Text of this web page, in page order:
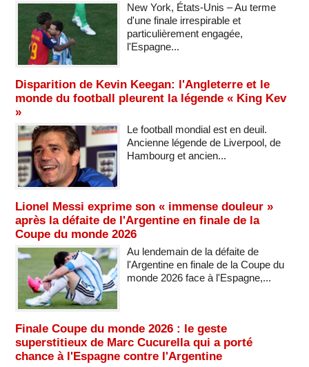
New York, États-Unis – Au terme
d'une finale irrespirable et
particulièrement engagée,
l'Espagne...
Disparition de Kevin Keegan: l'Angleterre et le
monde du football pleurent la légende « King Kev
»
Le football mondial est en deuil.
Ancienne légende de Liverpool, de
Hambourg et ancien...
Lionel Messi exprime son « immense douleur »
après la défaite de l'Argentine en finale de la
Coupe du monde 2026
Au lendemain de la défaite de
l'Argentine en finale de la Coupe du
monde 2026 face à l'Espagne,...
Finale Coupe du monde 2026 : le geste
superstitieux de Marc Cucurella qui a porté
chance à l'Espagne contre l'Argentine